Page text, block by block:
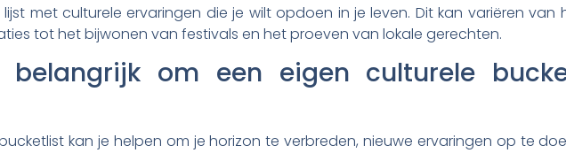
met culturele ervaringen die je wilt opdoen in je leven. Dit kan variëren van
tot het bijwonen van festivals en het proeven van lokale gerechten.
om een eigen culturele
kan je helpen om je horizon te verbreden, nieuwe ervaringen op te